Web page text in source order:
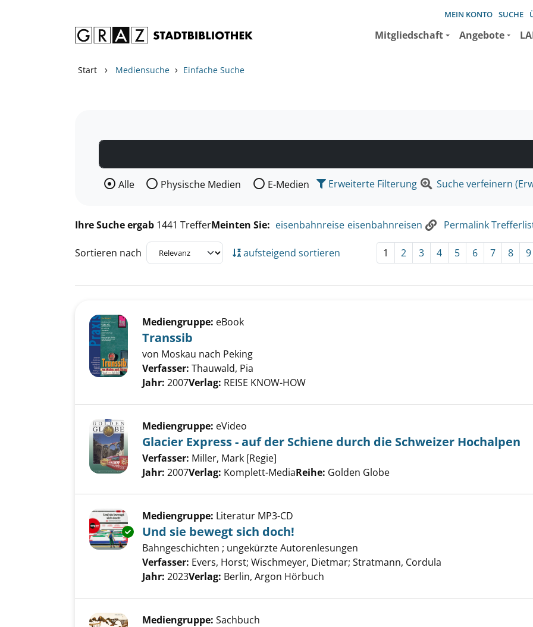
MEIN KONTO SUCHE
Mitgliedschaft Angebote
Start › Mediensuche › Einfache Suche
Wählen Sie die Medienart nach der Sie suchen wollen.
Alle Physische Medien E-Medien Erweiterte Filterung Suche verfeinern
Ihre Suche ergab 1441 TrefferMeinten Sie: eisenbahnreise eisenbahnreisen Permalink
Sortieren nach aufsteigend sortieren 1 2 3 4 5 6 7 8 9
Mediengruppe: eBook
Transsib
von Moskau nach Peking
Verfasser: Thauwald, Pia
Jahr: 2007Verlag: REISE KNOW-HOW
Mediengruppe: eVideo
Glacier Express - auf der Schiene durch die Schweizer Hochalpen
Verfasser: Miller, Mark [Regie]
Jahr: 2007Verlag: Komplett-MediaReihe: Golden Globe
Exemplar-Details von Und sie bewegt sich doch! anzeigen
Mediengruppe: Literatur MP3-CD
Und sie bewegt sich doch!
Bahngeschichten ; ungekürzte Autorenlesungen
Verfasser: Evers, Horst; Wischmeyer, Dietmar; Stratmann, Cordula
Jahr: 2023Verlag: Berlin, Argon Hörbuch
Mediengruppe: Sachbuch